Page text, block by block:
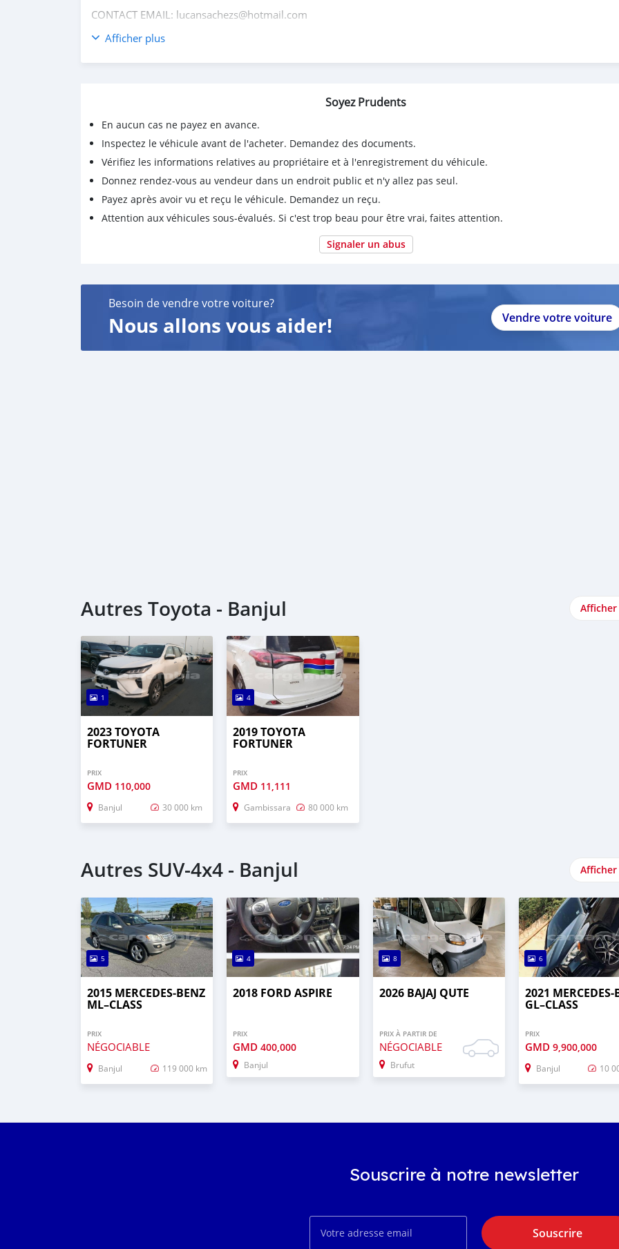
CONTACT EMAIL: lucansachezs@hotmail.com
Afficher plus
Soyez Prudents
En aucun cas ne payez en avance.
Inspectez le véhicule avant de l'acheter. Demandez des documents.
Vérifiez les informations relatives au propriétaire et à l'enregistrement du véhicule.
Donnez rendez-vous au vendeur dans un endroit public et n'y allez pas seul.
Payez après avoir vu et reçu le véhicule. Demandez un reçu.
Attention aux véhicules sous-évalués. Si c'est trop beau pour être vrai, faites attention.
Signaler un abus
Besoin de vendre votre voiture?
Nous allons vous aider! Vendre votre voiture
Autres Toyota - Banjul
1
2023 TOYOTA
FORTUNER
PRIX
GMD 110,000
Banjul 30 000 km
4
2019 TOYOTA
FORTUNER
PRIX
GMD 11,111
Gambissara 80 000 km
Autres SUV‒4x4 - Banjul
5
2015 MERCEDES‒BENZ
ML–CLASS
PRIX
NÉGOCIABLE
Banjul 119 000 km
4
2018 FORD ASPIRE
PRIX
GMD400,000
Banjul
8
2026 BAJAJ QUTE
PRIX À PARTIR DE
NÉGOCIABLE
Brufut
6
2021
GL–CLASS
PRIX
GMD 9,900,000
Banjul 10
Souscrire à notre newsletter
Souscrire